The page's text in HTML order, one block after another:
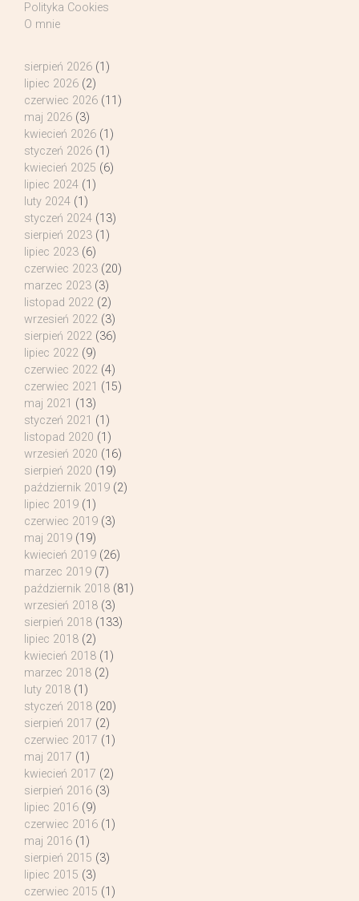
Polityka Cookies
O mnie
sierpień 2026 (1)
lipiec 2026 (2)
czerwiec 2026 (11)
maj 2026 (3)
kwiecień 2026 (1)
styczeń 2026 (1)
kwiecień 2025 (6)
lipiec 2024 (1)
luty 2024 (1)
styczeń 2024 (13)
sierpień 2023 (1)
lipiec 2023 (6)
czerwiec 2023 (20)
marzec 2023 (3)
listopad 2022 (2)
wrzesień 2022 (3)
sierpień 2022 (36)
lipiec 2022 (9)
czerwiec 2022 (4)
czerwiec 2021 (15)
maj 2021 (13)
styczeń 2021 (1)
listopad 2020 (1)
wrzesień 2020 (16)
sierpień 2020 (19)
październik 2019 (2)
lipiec 2019 (1)
czerwiec 2019 (3)
maj 2019 (19)
kwiecień 2019 (26)
marzec 2019 (7)
październik 2018 (81)
wrzesień 2018 (3)
sierpień 2018 (133)
lipiec 2018 (2)
kwiecień 2018 (1)
marzec 2018 (2)
luty 2018 (1)
styczeń 2018 (20)
sierpień 2017 (2)
czerwiec 2017 (1)
maj 2017 (1)
kwiecień 2017 (2)
sierpień 2016 (3)
lipiec 2016 (9)
czerwiec 2016 (1)
maj 2016 (1)
sierpień 2015 (3)
lipiec 2015 (3)
czerwiec 2015 (1)